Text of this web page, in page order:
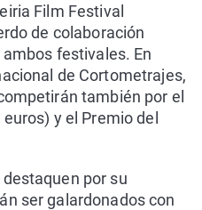
Film Festival
de colaboración
festivales. En
de Cortometrajes,
también por el
y el Premio del
por su
ser galardonados con